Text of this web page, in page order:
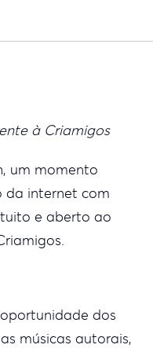
à Criamigos
um momento
da internet com
e aberto ao
dos
músicas autorais,